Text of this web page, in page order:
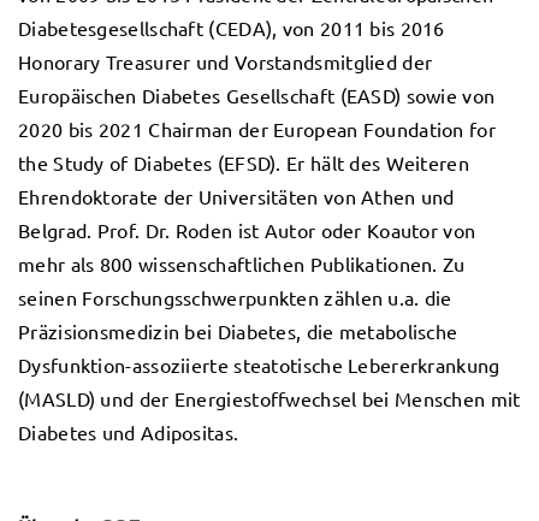
Diabetesgesellschaft (CEDA), von 2011 bis 2016
Honorary Treasurer und Vorstandsmitglied der
Europäischen Diabetes Gesellschaft (EASD) sowie von
2020 bis 2021 Chairman der European Foundation for
the Study of Diabetes (EFSD). Er hält des Weiteren
Ehrendoktorate der Universitäten von Athen und
Belgrad. Prof. Dr. Roden ist Autor oder Koautor von
mehr als 800 wissenschaftlichen Publikationen. Zu
seinen Forschungsschwerpunkten zählen u.a. die
Präzisionsmedizin bei Diabetes, die metabolische
Dysfunktion-assoziierte steatotische Lebererkrankung
(MASLD) und der Energiestoffwechsel bei Menschen mit
Diabetes und Adipositas.